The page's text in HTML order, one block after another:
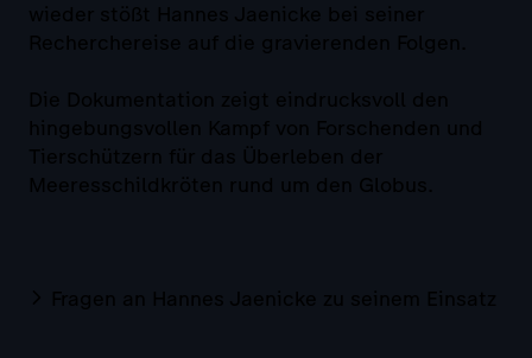
wieder stößt Hannes Jaenicke bei seiner
Recherchereise auf die gravierenden Folgen.
Die Dokumentation zeigt eindrucksvoll den
hingebungsvollen Kampf von Forschenden und
Tierschützern für das Überleben der
Meeresschildkröten rund um den Globus.
Fragen an Hannes Jaenicke zu seinem Einsatz